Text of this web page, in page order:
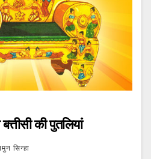
की पुतलियां
सिन्हा